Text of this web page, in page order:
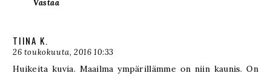
Vastaa
TIINA K.
26 toukokuuta, 2016 10:33
Huikeita kuvia. Maailma ympärillämme on niin kaunis. On